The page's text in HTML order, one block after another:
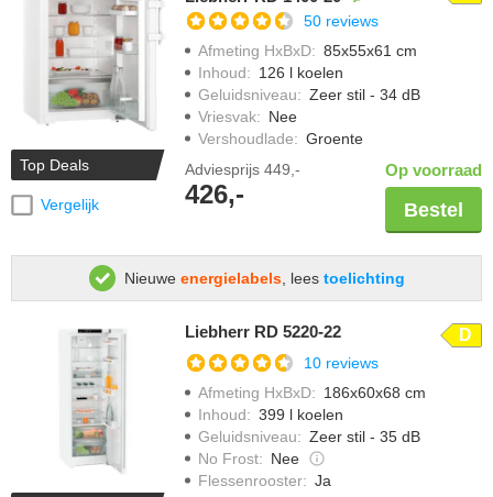
Top Deals
Vergelijk
50 reviews
Afmeting HxBxD: 85x55x61 cm
Inhoud: 126 l koelen
Geluidsniveau: Zeer stil - 34 dB
Vriesvak: Nee
Vershoudlade: Groente
Adviesprijs 449,-
426,-
Op voorraad
Bestel
Nieuwe energielabels, lees toelichting
Liebherr RD 5220-22 D
10 reviews
Afmeting HxBxD: 186x60x68 cm
Inhoud: 399 l koelen
Geluidsniveau: Zeer stil - 35 dB
No Frost: Nee
Flessenrooster: Ja